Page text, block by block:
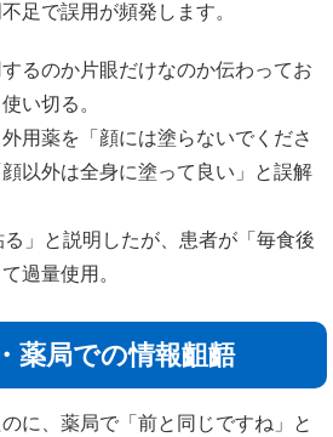
足で誤用が頻発します。
るのか片眼だけなのか伝わってお
い切る。
用薬を「顔には塗らないでくださ
以外は全身に塗って良い」と誤解
る」と説明したが、患者が「毎食後
過量使用。
薬局での情報齟齬
に、薬局で「前と同じですね」と